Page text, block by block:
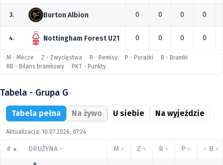
3. Burton Albion 0 0 0 0
4. Nottingham Forest U21 0 0 0 0
M - Mecze Z - Zwycięstwa R - Remisy P - Porażki
B - Bramki
RB - Bilans bramkowy
PKT - Punkty
Tabela - Grupa G
Tabela pełna Na żywo U siebie Na wyjeździe
Aktualizacja: 10.07.2026, 07:24
# DRUŻYNA M Z R P B